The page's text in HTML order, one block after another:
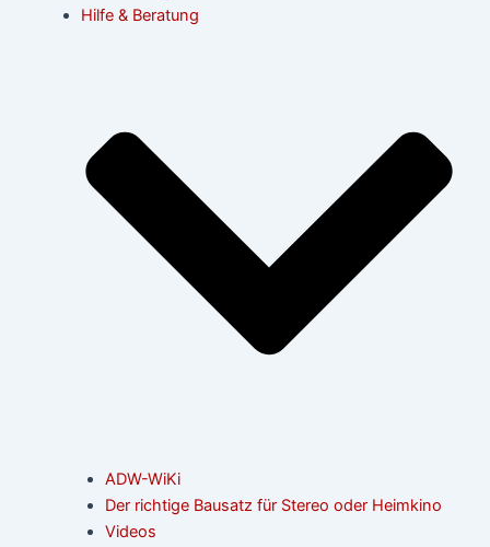
Hilfe & Beratung
ADW-WiKi
Der richtige Bausatz für Stereo oder Heimkino
Videos